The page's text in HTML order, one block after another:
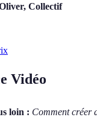
Collectif
Vidéo
loin : Comment créer